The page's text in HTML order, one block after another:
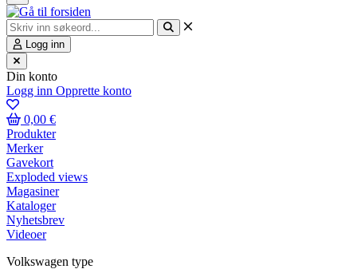
Logg inn
Din konto
Logg inn Opprette konto
0,00 €
Produkter
Merker
Gavekort
Exploded views
Magasiner
Kataloger
Nyhetsbrev
Videoer
Volkswagen type